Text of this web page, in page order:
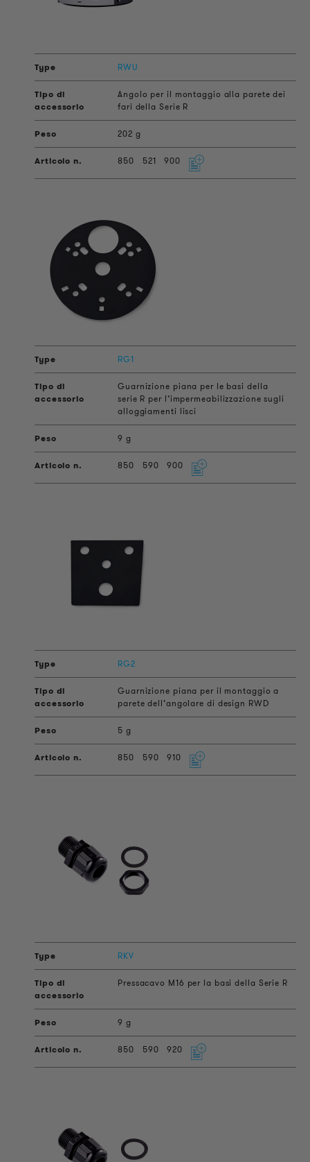
RWU
Angolo per il montaggio alla parete dei
fari della Serie R
202 g
850 521 900
RG1
Guarnizione piana per le basi della
serie R per l’impermeabilizzazione sugli
alloggiamenti lisci
9 g
850 590 900
RG2
Guarnizione piana per il montaggio a
parete dell’angolare di design RWD
5 g
850 590 910
RKV
Pressacavo M16 per la basi della Serie R
9 g
850 590 920